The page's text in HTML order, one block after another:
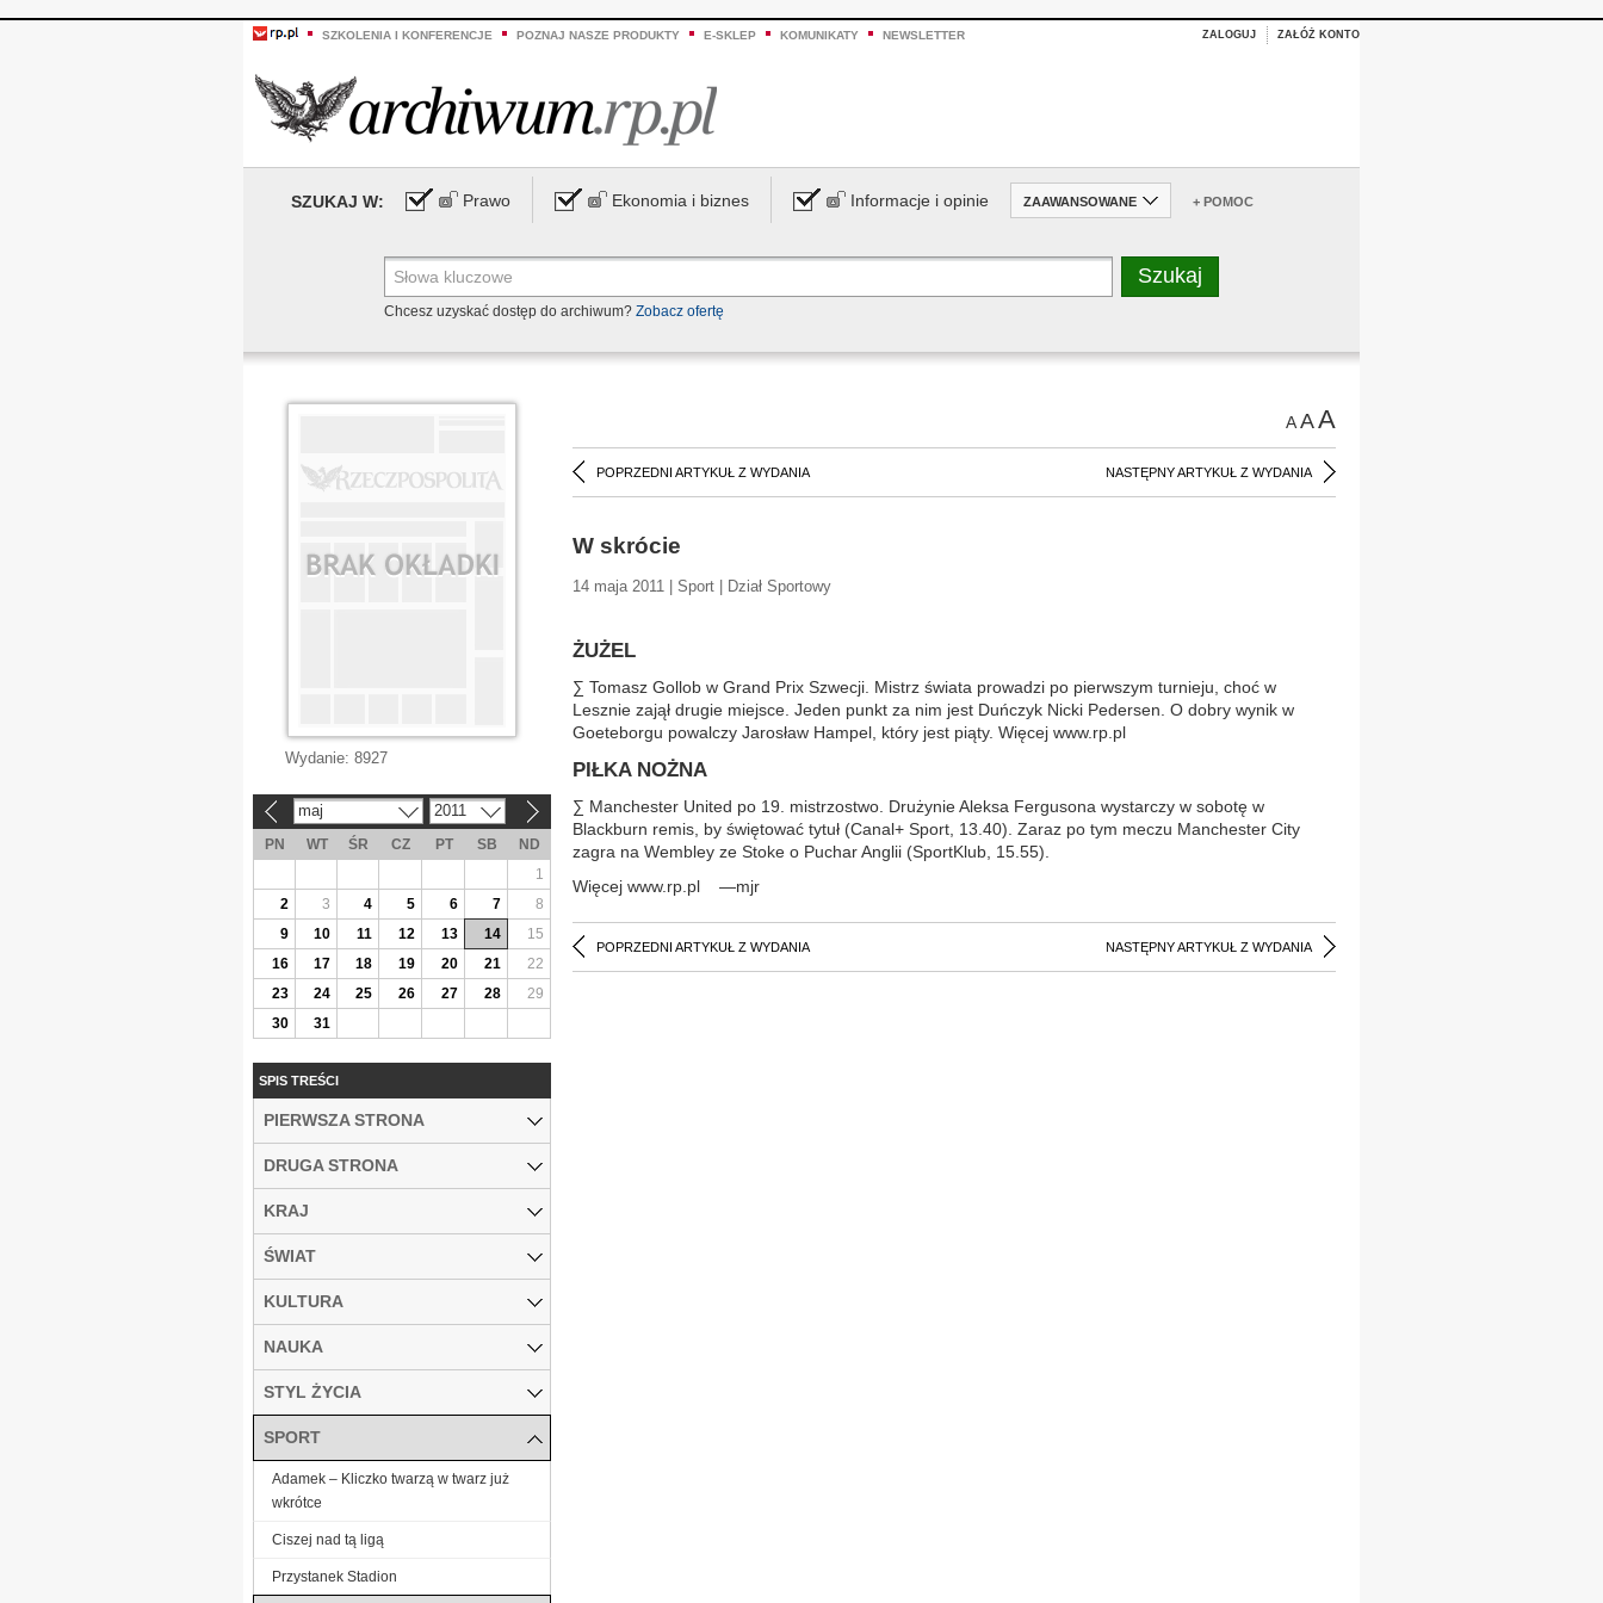
SZKOLENIA I KONFERENCJE POZNAJ NASZE PRODUKTY E-SKLEP KOMUNIKATY NEWSLETTER ZALOGUJ ZAŁÓŻ KONTO
SZUKAJ W: Prawo Ekonomia i biznes Informacje i opinie ZAAWANSOWANE + POMOC
Chcesz uzyskać dostęp do archiwum? Zobacz ofertę
AAA
POPRZEDNI ARTYKUŁ Z WYDANIA NASTĘPNY ARTYKUŁ Z WYDANIA
W skrócie
14 maja 2011 | Sport | Dział Sportowy
ŻUŻEL
∑ Tomasz Gollob w Grand Prix Szwecji. Mistrz świata prowadzi po pierwszym turnieju, choć w
Lesznie zajął drugie miejsce. Jeden punkt za nim jest Duńczyk Nicki Pedersen. O dobry wynik w
Goeteborgu powalczy Jarosław Hampel, który jest piąty. Więcej www.rp.pl
PIŁKA NOŻNA
∑ Manchester United po 19. mistrzostwo. Drużynie Aleksa Fergusona wystarczy w sobotę w
Blackburn remis, by świętować tytuł (Canal+ Sport, 13.40). Zaraz po tym meczu Manchester City
zagra na Wembley ze Stoke o Puchar Anglii (SportKlub, 15.55).
Więcej www.rp.pl —mjr
POPRZEDNI ARTYKUŁ Z WYDANIA NASTĘPNY ARTYKUŁ Z WYDANIA
Wydanie: 8927
maj 2011
PN WT ŚR CZ PT SB
ND
1
2
3 4 5 6 7
8
9
10 11 12 13 14
15
16
17 18 19 20 21
22
23
24 25 26 27 28
29
30
31
SPIS TREŚCI
PIERWSZA STRONA
DRUGA STRONA
KRAJ
ŚWIAT
KULTURA
NAUKA
STYL ŻYCIA
SPORT
Adamek – Kliczko twarzą w twarz już
wkrótce
Ciszej nad tą ligą
Przystanek Stadion